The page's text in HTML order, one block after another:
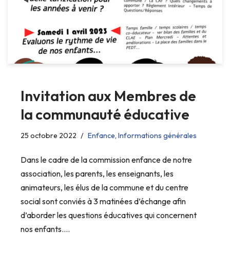
Invitation aux Membres de
la communauté éducative
25 octobre 2022 Enfance, Informations générales
Dans le cadre de la commission enfance de notre
association, les parents, les enseignants, les
animateurs, les élus de la commune et du centre
social sont conviés à 3 matinées d’échange afin
d’aborder les questions éducatives qui concernent
nos enfants.…